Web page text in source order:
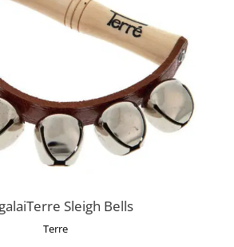
accesorii
UPS si Sleigh Bells
Terre